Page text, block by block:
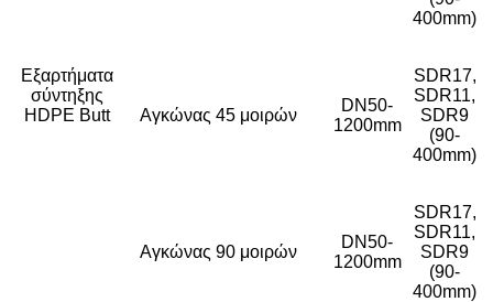
Εξαρτήματα
σύντηξης
HDPE Butt
400mm)
Αγκώνας 45 μοιρών
DN50-
1200mm
SDR17,
SDR11,
SDR9
(90-
400mm)
Αγκώνας 90 μοιρών
DN50-
1200mm
SDR17,
SDR11,
SDR9
(90-
400mm)